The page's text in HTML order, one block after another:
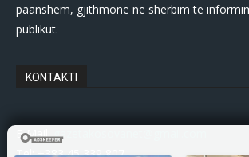
paanshëm, gjithmonë në shërbim të
publikut.
KONTAKTI
E-Mail:gazetakosovanet@gmail.com
Tel: +383 45 339 807